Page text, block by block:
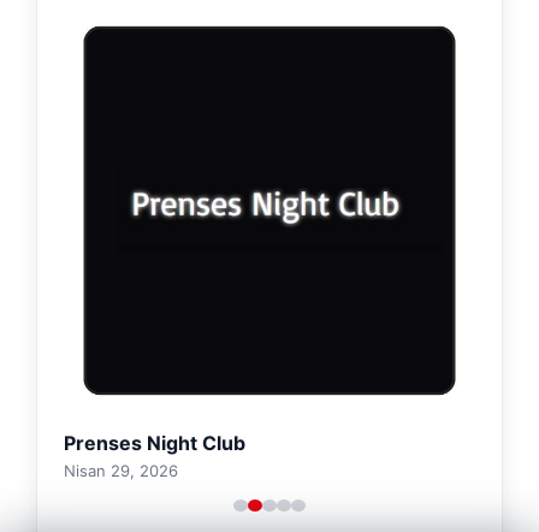
Prenses Night Club
Nisan 29, 2026